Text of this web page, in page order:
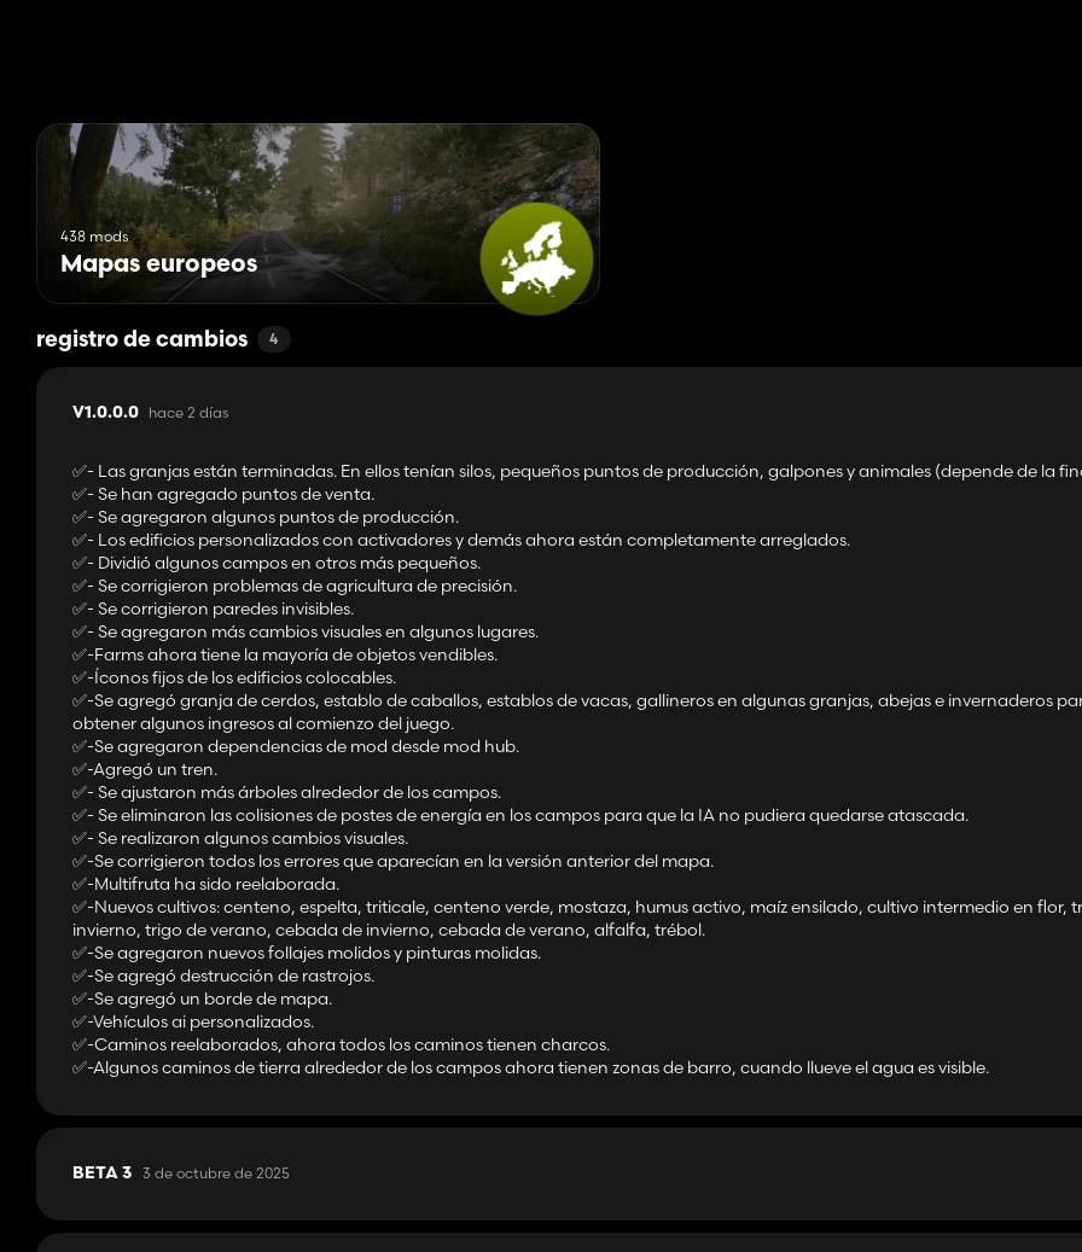
438 mods
Mapas europeos
registro de cambios 4
V1.0.0.0 hace 2 días
✅️- Las granjas están terminadas. En ellos tenían silos, pequeños puntos de producción, galpones y animales (depende de la
✅️- Se han agregado puntos de venta.
✅️- Se agregaron algunos puntos de producción.
✅️- Los edificios personalizados con activadores y demás ahora están completamente arreglados.
✅️- Dividió algunos campos en otros más pequeños.
✅️- Se corrigieron problemas de agricultura de precisión.
✅️- Se corrigieron paredes invisibles.
✅️- Se agregaron más cambios visuales en algunos lugares.
✅️-Farms ahora tiene la mayoría de objetos vendibles.
✅️-Íconos fijos de los edificios colocables.
✅️-Se agregó granja de cerdos, establo de caballos, establos de vacas, gallineros en algunas granjas, abejas e invernaderos
obtener algunos ingresos al comienzo del juego.
✅️-Se agregaron dependencias de mod desde mod hub.
✅️-Agregó un tren.
✅️- Se ajustaron más árboles alrededor de los campos.
✅️- Se eliminaron las colisiones de postes de energía en los campos para que la IA no pudiera quedarse atascada.
✅️- Se realizaron algunos cambios visuales.
✅️-Se corrigieron todos los errores que aparecían en la versión anterior del mapa.
✅️-Multifruta ha sido reelaborada.
✅️-Nuevos cultivos: centeno, espelta, triticale, centeno verde, mostaza, humus activo, maíz ensilado, cultivo intermedio en flor,
invierno, trigo de verano, cebada de invierno, cebada de verano, alfalfa, trébol.
✅️-Se agregaron nuevos follajes molidos y pinturas molidas.
✅️-Se agregó destrucción de rastrojos.
✅️-Se agregó un borde de mapa.
✅️-Vehículos ai personalizados.
✅️-Caminos reelaborados, ahora todos los caminos tienen charcos.
✅️-Algunos caminos de tierra alrededor de los campos ahora tienen zonas de barro, cuando llueve el agua es visible.
BETA 3 3 de octubre de 2025